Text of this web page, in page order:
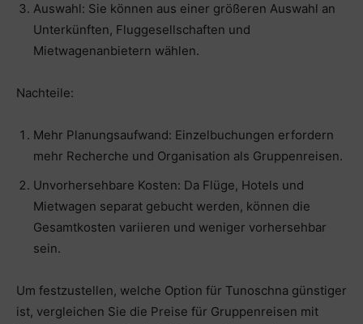
Auswahl: Sie können aus einer größeren Auswahl an
Unterkünften, Fluggesellschaften und
Mietwagenanbietern wählen.
Nachteile:
Mehr Planungsaufwand: Einzelbuchungen erfordern
mehr Recherche und Organisation als Gruppenreisen.
Unvorhersehbare Kosten: Da Flüge, Hotels und
Mietwagen separat gebucht werden, können die
Gesamtkosten variieren und weniger vorhersehbar
sein.
Um festzustellen, welche Option für Tunoschna günstiger
ist, vergleichen Sie die Preise für Gruppenreisen mit